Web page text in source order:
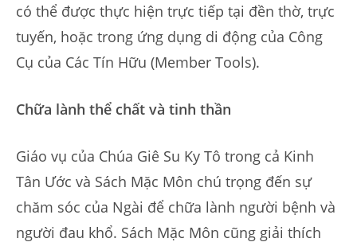
có thể được thực hiện trực tiếp tại đền thờ, trực
tuyến, hoặc trong ứng dụng di động của Công
Cụ của Các Tín Hữu (Member Tools).
Chữa lành thể chất và tinh thần
Giáo vụ của Chúa Giê Su Ky Tô trong cả Kinh
Tân Ước và Sách Mặc Môn chú trọng đến sự
chăm sóc của Ngài để chữa lành người bệnh và
người đau khổ. Sách Mặc Môn cũng giải thích